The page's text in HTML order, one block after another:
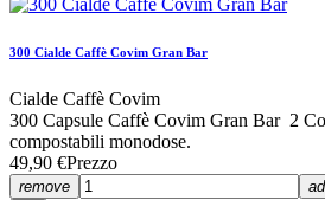
300 Cialde Caffè Covim Gran Bar
Cialde Caffè Covim
300 Capsule Caffè Covim Gran Bar 2
compostabili monodose.
49,90 €Prezzo
remove